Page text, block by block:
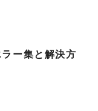
ー集と解決方